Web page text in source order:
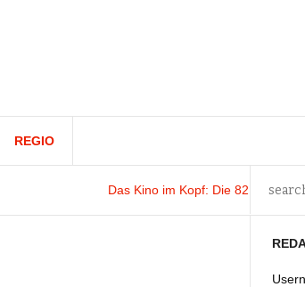
REGIO
Das Kino im Kopf: Die 82. Filmfestspiele